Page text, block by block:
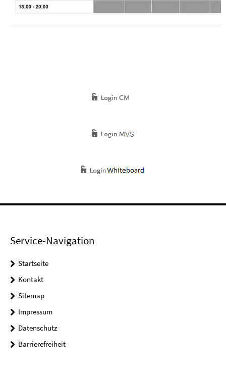
Service-Navigation
Startseite
Kontakt
Sitemap
Impressum
Datenschutz
Barrierefreiheit